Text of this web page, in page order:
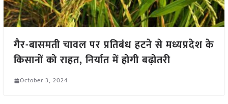
गैर-बासमती चावल पर प्रतिबंध हटने से मध्यप्रदेश के
किसानों को राहत, निर्यात में होगी बढ़ोतरी
October 3, 2024